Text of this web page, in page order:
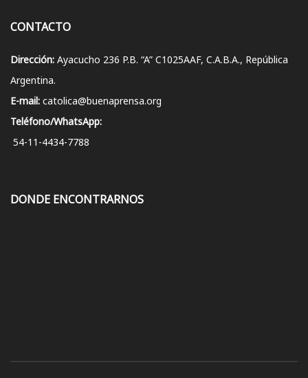
CONTACTO
Dirección: Ayacucho 236 P.B. “A” C1025AAF, C.A.B.A., República
Argentina.
E-mail: catolica@buenaprensa.org
Teléfono/WhatsApp:
54-11-4434-7788
DONDE ENCONTRARNOS